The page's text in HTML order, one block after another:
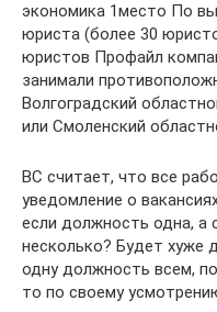
экономика 1место По
юриста (более 30
юристов Профайл
занимали
Волгоградский
или Смоленский
ВС считает, что все
уведомление о
если должность одна, а
несколько? Будет хуже
одну должность всем,
то по своему